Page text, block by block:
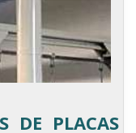
DE PLACAS